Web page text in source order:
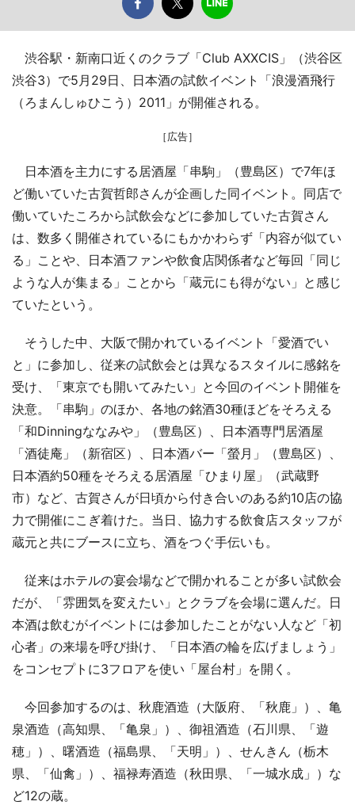
渋谷駅・新南口近くのクラブ「Club AXXCIS」（渋谷区
渋谷3）で5月29日、日本酒の試飲イベント「浪漫酒飛行
（ろまんしゅひこう）2011」が開催される。
［広告］
日本酒を主力にする居酒屋「串駒」（豊島区）で7年ほ
ど働いていた古賀哲郎さんが企画した同イベント。同店で
働いていたころから試飲会などに参加していた古賀さん
は、数多く開催されているにもかかわらず「内容が似てい
る」ことや、日本酒ファンや飲食店関係者など毎回「同じ
ような人が集まる」ことから「蔵元にも得がない」と感じ
ていたという。
そうした中、大阪で開かれているイベント「愛酒でい
と」に参加し、従来の試飲会とは異なるスタイルに感銘を
受け、「東京でも開いてみたい」と今回のイベント開催を
決意。「串駒」のほか、各地の銘酒30種ほどをそろえる
「和Dinningななみや」（豊島区）、日本酒専門居酒屋
「酒徒庵」（新宿区）、日本酒バー「螢月」（豊島区）、
日本酒約50種をそろえる居酒屋「ひまり屋」（武蔵野
市）など、古賀さんが日頃から付き合いのある約10店の協
力で開催にこぎ着けた。当日、協力する飲食店スタッフが
蔵元と共にブースに立ち、酒をつぐ手伝いも。
従来はホテルの宴会場などで開かれることが多い試飲会
だが、「雰囲気を変えたい」とクラブを会場に選んだ。日
本酒は飲むがイベントには参加したことがない人など「初
心者」の来場を呼び掛け、「日本酒の輪を広げましょう」
をコンセプトに3フロアを使い「屋台村」を開く。
今回参加するのは、秋鹿酒造（大阪府、「秋鹿」）、亀
泉酒造（高知県、「亀泉」）、御祖酒造（石川県、「遊
穂」）、曙酒造（福島県、「天明」）、せんきん（栃木
県、「仙禽」）、福禄寿酒造（秋田県、「一城水成」）な
ど12の蔵。